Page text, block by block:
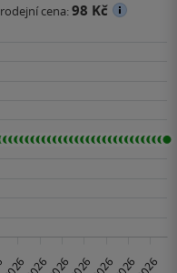
cena:98 Kč